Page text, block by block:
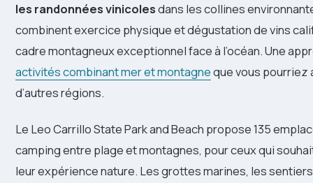
les randonnées vinicolesdans les collines
combinent exercice physique et dégustation de vins
cadre montagneux exceptionnel face à l’océan. Une
activités combinant mer et montagneque vous pourriez
d’autres régions.
Le Leo Carrillo State Park and Beach propose 135
camping entre plage et montagnes, pour ceux qui
leur expérience nature. Les grottes marines, les